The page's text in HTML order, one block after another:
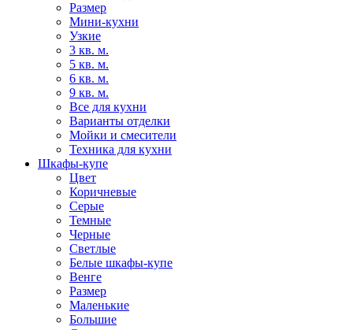
Размер
Мини-кухни
Узкие
3 кв. м.
5 кв. м.
6 кв. м.
9 кв. м.
Все для кухни
Варианты отделки
Мойки и смесители
Техника для кухни
Шкафы-купе
Цвет
Коричневые
Серые
Темные
Черные
Светлые
Белые шкафы-купе
Венге
Размер
Маленькие
Большие